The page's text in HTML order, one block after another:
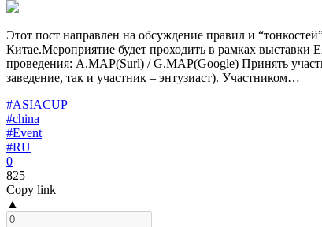
Этот пост направлен на обсуждение правил и
Китае.Мероприятие будет проходить в рамках выставки
проведения: A.MAP(Surl) / G.MAP(Google) Принять
заведение, так и участник – энтузиаст). Участником…
#ASIACUP
#china
#Event
#RU
0
825
Copy link
▲